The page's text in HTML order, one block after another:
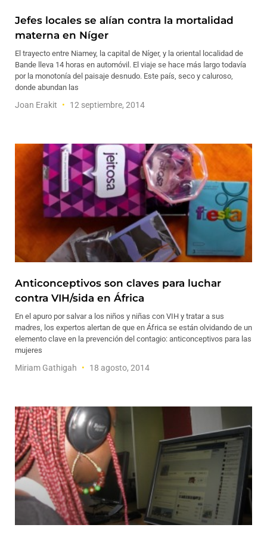
Jefes locales se alían contra la mortalidad
materna en Níger
El trayecto entre Niamey, la capital de Níger, y la oriental localidad de
Bande lleva 14 horas en automóvil. El viaje se hace más largo todavía
por la monotonía del paisaje desnudo. Este país, seco y caluroso,
donde abundan las
Joan Erakit 12 septiembre, 2014
Anticonceptivos son claves para luchar
contra VIH/sida en África
En el apuro por salvar a los niños y niñas con VIH y tratar a sus
madres, los expertos alertan de que en África se están olvidando de un
elemento clave en la prevención del contagio: anticonceptivos para las
mujeres
Miriam Gathigah 18 agosto, 2014